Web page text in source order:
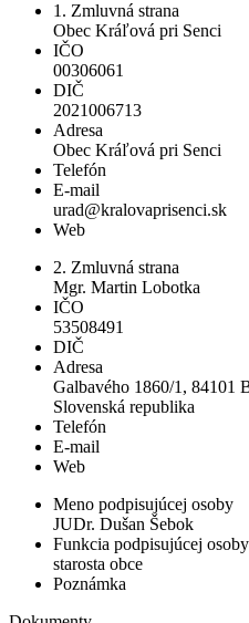
1. Zmluvná strana
Obec Kráľová pri Senci
IČO
00306061
DIČ
2021006713
Adresa
Obec Kráľová pri Senci
Telefón
E-mail
urad@kralovaprisenci.sk
Web
2. Zmluvná strana
Mgr. Martin Lobotka
IČO
53508491
DIČ
Adresa
Galbavého 1860/1, 84101
Slovenská republika
Telefón
E-mail
Web
Meno podpisujúcej osoby
JUDr. Dušan Šebok
Funkcia podpisujúcej osoby
starosta obce
Poznámka